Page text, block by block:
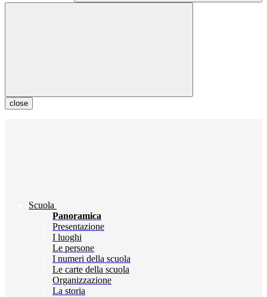
close
Scuola
Panoramica
Presentazione
I luoghi
Le persone
I numeri della scuola
Le carte della scuola
Organizzazione
La storia